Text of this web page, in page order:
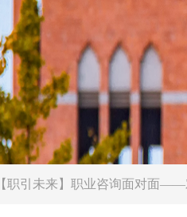
【职引未来】职业咨询面对面——